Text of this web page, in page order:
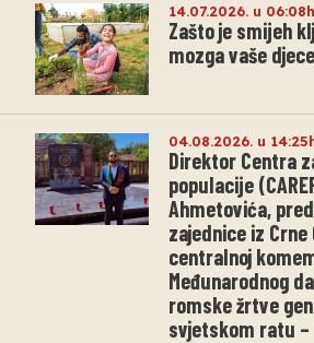
14.07.2026. u 06:08h
Zašto je smijeh
mozga vaše djece
04.08.2026. u
Direktor Centra
populacije
Ahmetovića,
zajednice iz Crne
centralnoj
Međunarodnog
romske žrtve
svjetskom ratu –